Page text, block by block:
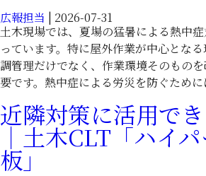
ー
CLT
敷
板」
広報担当 | 2026-07-31
土木現場では、夏場の猛暑による熱中
っています。特に屋外作業が中心とな
調管理だけでなく、作業環境そのもの
要です。熱中症による労災を防ぐため
近隣対策に活用で
｜土木CLT「ハイ
板」